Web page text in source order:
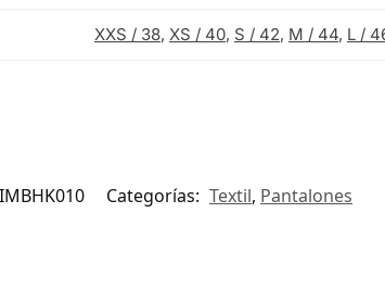
XXS / 38, XS / 40, S / 42, M / 44, L /
IMBHK010 Categorías: Textil, Pantalones